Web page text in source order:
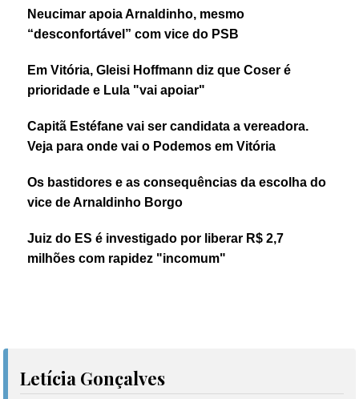
Neucimar apoia Arnaldinho, mesmo
“desconfortável” com vice do PSB
Em Vitória, Gleisi Hoffmann diz que Coser é
prioridade e Lula "vai apoiar"
Capitã Estéfane vai ser candidata a vereadora.
Veja para onde vai o Podemos em Vitória
Os bastidores e as consequências da escolha do
vice de Arnaldinho Borgo
Juiz do ES é investigado por liberar R$ 2,7
milhões com rapidez "incomum"
Letícia Gonçalves